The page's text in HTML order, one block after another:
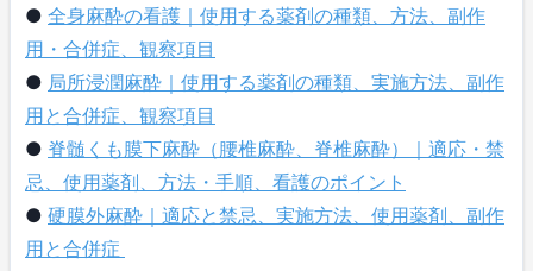
● 全身麻酔の看護｜使用する薬剤の種類、方法、副作
用・合併症、観察項目
● 局所浸潤麻酔｜使用する薬剤の種類、実施方法、副作
用と合併症、観察項目
● 脊髄くも膜下麻酔（腰椎麻酔、脊椎麻酔）｜適応・禁
忌、使用薬剤、方法・手順、看護のポイント
● 硬膜外麻酔｜適応と禁忌、実施方法、使用薬剤、副作
用と合併症